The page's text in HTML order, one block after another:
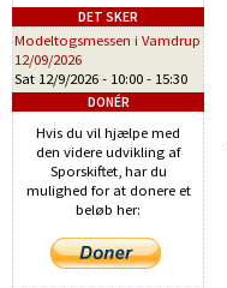
DET SKER
Modeltogsmessen i Vamdrup
12/09/2026
Sat 12/9/2026 - 10:00 - 15:30
DONÉR
Hvis du vil hjælpe med
den videre udvikling af
Sporskiftet, har du
mulighed for at donere et
beløb her: